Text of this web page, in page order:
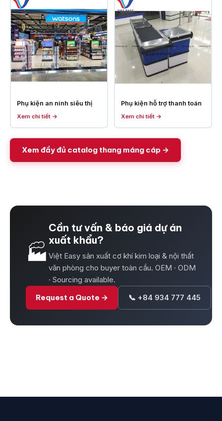
Phụ kiện an ninh siêu thị
Xem chi tiết →
Phụ kiện hỗ trợ thanh toán
Xem chi tiết →
Xem đầy đủ catalog thang máng cáp →
🏭
Cần tư vấn & báo giá dự án
xuất khẩu?
Việt Easy sản xuất cơ khí kim loại & nội thất
văn phòng cho buyer toàn cầu. OEM · ODM
· Sourcing available.
Request a Quote →
📞 +84 934 777 445